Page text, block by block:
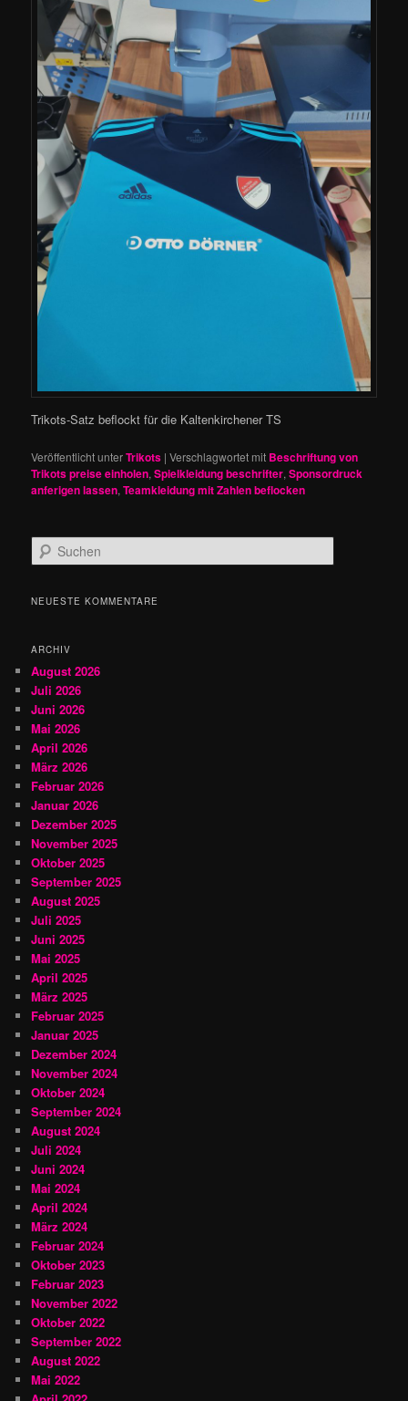
Trikots-Satz beflockt für die Kaltenkirchener TS
Veröffentlicht unterTrikots |Verschlagwortet mit Beschriftung von
Trikots preise einholen,Spielkleidung beschrifter,Sponsordruck
anferigen lassen,Teamkleidung mit Zahlen beflocken
u
h
NEUESTE KOMMENTARE
ARCHIV
August 2026
Juli 2026
Juni 2026
Mai 2026
April 2026
März 2026
Februar 2026
Januar 2026
Dezember 2025
November 2025
Oktober 2025
September 2025
August 2025
Juli 2025
Juni 2025
Mai 2025
April 2025
März 2025
Februar 2025
Januar 2025
Dezember 2024
November 2024
Oktober 2024
September 2024
August 2024
Juli 2024
Juni 2024
Mai 2024
April 2024
März 2024
Februar 2024
Oktober 2023
Februar 2023
November 2022
Oktober 2022
September 2022
August 2022
Mai 2022